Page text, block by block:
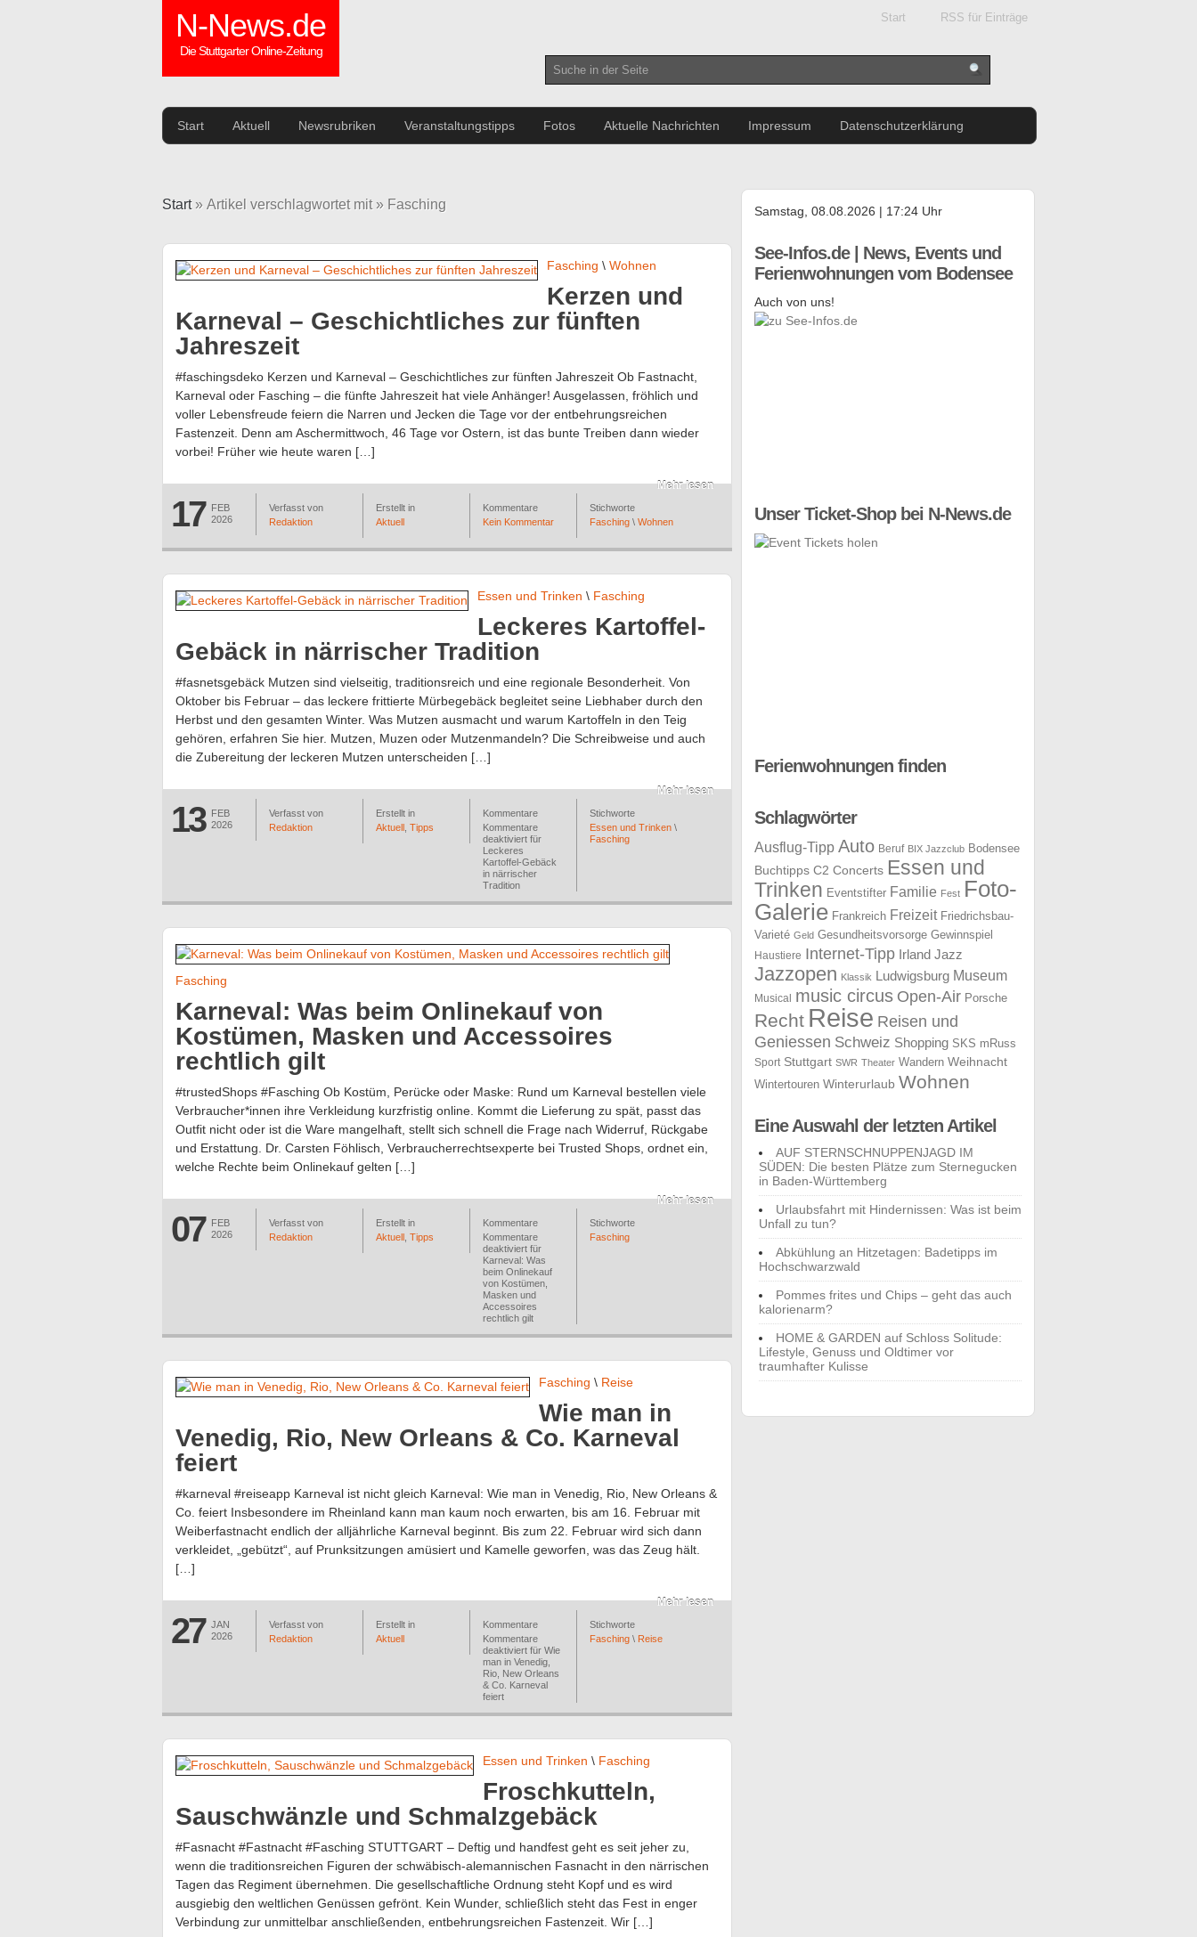
N-News.de
Die Stuttgarter Online-Zeitung
Start RSS für Einträge
Start Aktuell Newsrubriken Veranstaltungstipps Fotos Aktuelle Nachrichten Impressum Datenschutzerklärung
Start» Artikel verschlagwortet mit » Fasching
Fasching \ Wohnen
Kerzen und
Karneval – Geschichtliches zur fünften
Jahreszeit
#faschingsdeko Kerzen und Karneval – Geschichtliches zur fünften Jahreszeit Ob Fastnacht,
Karneval oder Fasching – die fünfte Jahreszeit hat viele Anhänger! Ausgelassen, fröhlich und
voller Lebensfreude feiern die Narren und Jecken die Tage vor der entbehrungsreichen
Fastenzeit. Denn am Aschermittwoch, 46 Tage vor Ostern, ist das bunte Treiben dann wieder
vorbei! Früher wie heute waren […]
17
FEB
2026
Verfasst von
Redaktion
Erstellt in
Aktuell
Kommentare
Kein Kommentar
Stichworte
Fasching \ Wohnen
Mehr lesen
Essen und Trinken \ Fasching
Leckeres Kartoffel-
Gebäck in närrischer Tradition
#fasnetsgebäck Mutzen sind vielseitig, traditionsreich und eine regionale Besonderheit. Von
Oktober bis Februar – das leckere frittierte Mürbegebäck begleitet seine Liebhaber durch den
Herbst und den gesamten Winter. Was Mutzen ausmacht und warum Kartoffeln in den Teig
gehören, erfahren Sie hier. Mutzen, Muzen oder Mutzenmandeln? Die Schreibweise und auch
die Zubereitung der leckeren Mutzen unterscheiden […]
13
FEB
2026
Verfasst von
Redaktion
Erstellt in
Aktuell Tipps
Kommentare
Kommentare
deaktiviert für
Leckeres
Kartoffel-Gebäck
in närrischer
Tradition
Stichworte
Essen und Trinken \
Fasching
Mehr lesen
Fasching
Karneval: Was beim Onlinekauf von
Kostümen, Masken und Accessoires
rechtlich gilt
#trustedShops #Fasching Ob Kostüm, Perücke oder Maske: Rund um Karneval bestellen viele
Verbraucher*innen ihre Verkleidung kurzfristig online. Kommt die Lieferung zu spät, passt das
Outfit nicht oder ist die Ware mangelhaft, stellt sich schnell die Frage nach Widerruf, Rückgabe
und Erstattung. Dr. Carsten Föhlisch, Verbraucherrechtsexperte bei Trusted Shops, ordnet ein,
welche Rechte beim Onlinekauf gelten […]
07
FEB
2026
Verfasst von
Redaktion
Erstellt in
Aktuell Tipps
Kommentare
Kommentare
deaktiviert für
Karneval: Was
beim Onlinekauf
von Kostümen,
Masken und
Accessoires
rechtlich gilt
Stichworte
Fasching
Mehr lesen
Fasching \ Reise
Wie man in
Venedig, Rio, New Orleans & Co. Karneval
feiert
#karneval #reiseapp Karneval ist nicht gleich Karneval: Wie man in Venedig, Rio, New Orleans &
Co. feiert Insbesondere im Rheinland kann man kaum noch erwarten, bis am 16. Februar mit
Weiberfastnacht endlich der alljährliche Karneval beginnt. Bis zum 22. Februar wird sich dann
verkleidet, „gebützt“, auf Prunksitzungen amüsiert und Kamelle geworfen, was das Zeug hält.
[…]
27 JAN
2026
Verfasst von
Redaktion
Erstellt in
Aktuell
Kommentare
Kommentare
deaktiviert für Wie
man in Venedig,
Rio, New Orleans
& Co. Karneval
feiert
Stichworte
Fasching \ Reise
Mehr lesen
Essen und Trinken \ Fasching
Froschkutteln,
Sauschwänzle und Schmalzgebäck
#Fasnacht #Fastnacht #Fasching STUTTGART – Deftig und handfest geht es seit jeher zu,
wenn die traditionsreichen Figuren der schwäbisch-alemannischen Fasnacht in den närrischen
Tagen das Regiment übernehmen. Die gesellschaftliche Ordnung steht Kopf und es wird
ausgiebig den weltlichen Genüssen gefrönt. Kein Wunder, schließlich steht das Fest in enger
Verbindung zur unmittelbar anschließenden, entbehrungsreichen Fastenzeit. Wir […]
Samstag, 08.08.2026 | 17:24 Uhr
See-Infos.de | News, Events und
Ferienwohnungen vom Bodensee
Auch von uns!
Unser Ticket-Shop bei N-News.de
Ferienwohnungen finden
Schlagwörter
Ausflug-Tipp Auto Beruf BIX Jazzclub Bodensee
Buchtipps C2 Concerts Essen und
Trinken Eventstifter Familie Fest Foto-
Galerie Frankreich Freizeit Friedrichsbau-
Varieté Geld Gesundheitsvorsorge Gewinnspiel
Haustiere Internet-Tipp Irland Jazz
Jazzopen Klassik Ludwigsburg Museum
Musical music circus Open-Air Porsche
Recht Reise Reisen und
Geniessen Schweiz Shopping SKS mRuss
Sport Stuttgart SWR Theater Wandern Weihnacht
Wintertouren Winterurlaub Wohnen
Eine Auswahl der letzten Artikel
AUF STERNSCHNUPPENJAGD IM
SÜDEN: Die besten Plätze zum Sternegucken
in Baden-Württemberg
Urlaubsfahrt mit Hindernissen: Was ist beim
Unfall zu tun?
Abkühlung an Hitzetagen: Badetipps im
Hochschwarzwald
Pommes frites und Chips – geht das auch
kalorienarm?
HOME & GARDEN auf Schloss Solitude:
Lifestyle, Genuss und Oldtimer vor
traumhafter Kulisse